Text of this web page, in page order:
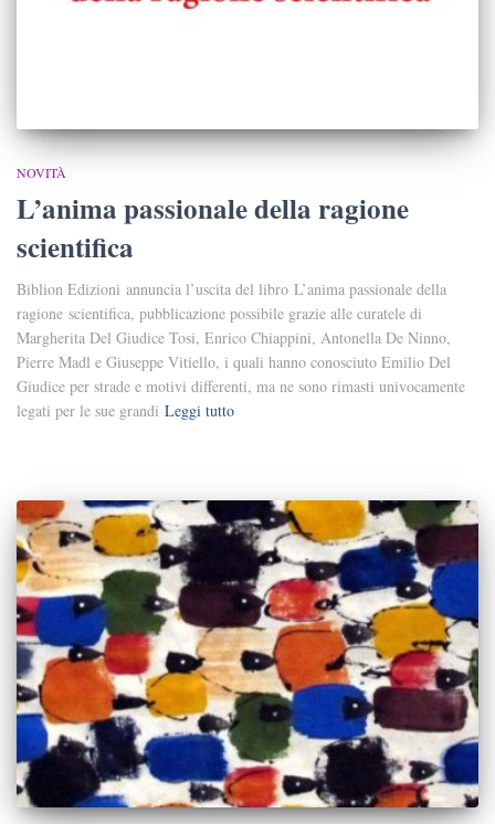
NOVITÀ
L’anima passionale della ragione
scientifica
Biblion Edizioni annuncia l’uscita del libro L’anima passionale della
ragione scientifica, pubblicazione possibile grazie alle curatele di
Margherita Del Giudice Tosi, Enrico Chiappini, Antonella De Ninno,
Pierre Madl e Giuseppe Vitiello, i quali hanno conosciuto Emilio Del
Giudice per strade e motivi differenti, ma ne sono rimasti univocamente
legati per le sue grandi Leggi tutto